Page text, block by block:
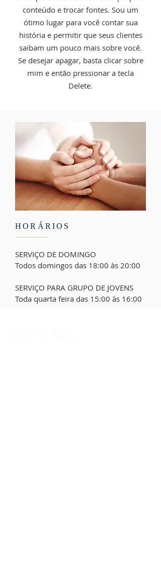
conteúdo e trocar fontes. Sou um
ótimo lugar para você contar sua
história e permitir que seus clientes
saibam um pouco mais sobre você.
Se desejar apagar, basta clicar sobre
mim e então pressionar a tecla
Delete.
HORÁRIOS
SERVIÇO DE DOMINGO
Todos domingos das 18:00 às 20:00
SERVIÇO PARA GRUPO DE JOVENS
Toda quarta feira das 15:00 às 16:00